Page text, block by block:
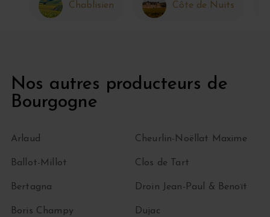
Chablisien Côte de Nuits
Nos autres producteurs de
Bourgogne
Arlaud
Ballot-Millot
Bertagna
Boris Champy
Cheurlin-Noëllat Maxime
Clos de Tart
Droin Jean-Paul & Benoït
Dujac